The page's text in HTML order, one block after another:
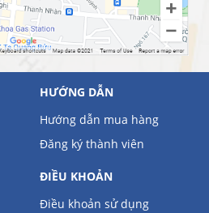
HƯỚNG DẪN
Hướng dẫn mua hàng
Đăng ký thành viên
ĐIỀU KHOẢN
Điều khoản sử dụng